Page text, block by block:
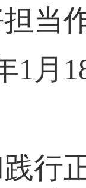
当
年1
正